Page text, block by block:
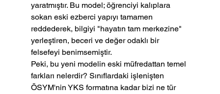
yaratmıştır. Bu model; öğrenciyi kalıplara
sokan eski ezberci yapıyı tamamen
reddederek, bilgiyi "hayatın tam merkezine"
yerleştiren, beceri ve değer odaklı bir
felsefeyi benimsemiştir.
Peki, bu yeni modelin eski müfredattan temel
farkları nelerdir? Sınıflardaki işlenişten
ÖSYM'nin YKS formatına kadar bizi ne tür